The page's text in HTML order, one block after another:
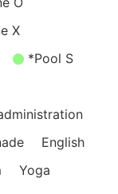
X
*Pool S
English
Yoga